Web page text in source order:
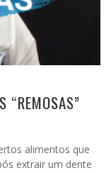
“REMOSAS”
alimentos que
extrair um dente